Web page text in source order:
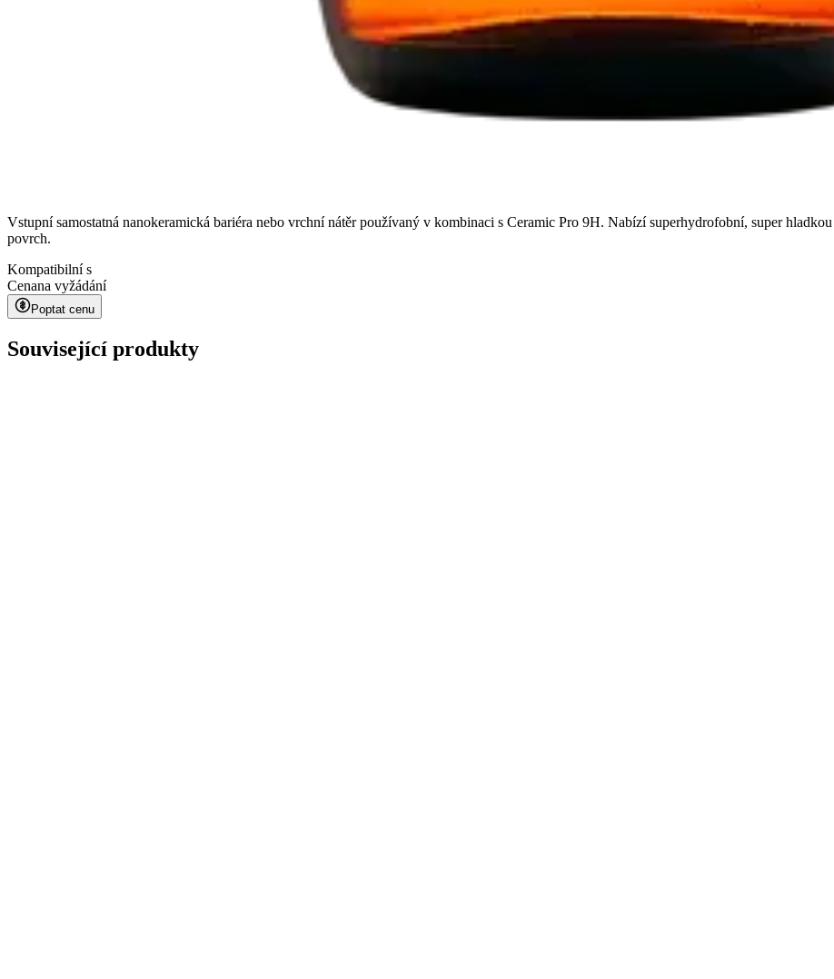
Vstupní samostatná nanokeramická bariéra nebo vrchní nátěr používaný v kombinaci s Ceramic Pro 9H. Nabízí superhydrofobní, super
povrch.
Kompatibilní s
Cenana vyžádání
Poptat cenu
Související produkty